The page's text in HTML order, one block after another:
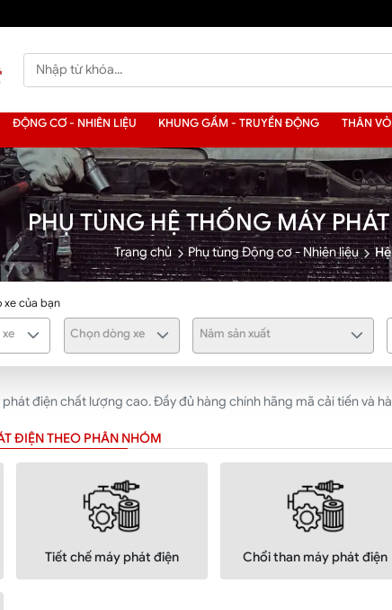
ĐỘNG CƠ - NHIÊN LIỆU KHUNG GẦM - TRUYỀN ĐỘNG THÂN
PHỤ TÙNG HỆ THỐNG MÁY
Trang chủ Phụ tùng Động cơ - Nhiên liệu
xe của bạn
Chọn dòng xe Năm sản xuất
điện chất lượng cao. Đầy đủ hàng chính hãng mã cải tiến và
ĐIỆN THEO PHÂN NHÓM
Tiết chế máy phát điện Chổi than máy phát điện